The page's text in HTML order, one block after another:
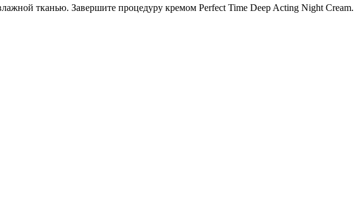
тканью. Завершите процедуру кремом Perfect Time Deep Acting Night Cream.